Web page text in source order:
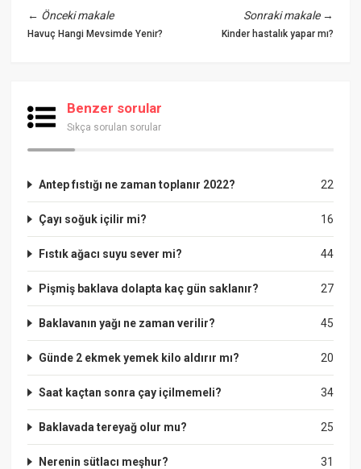
← Önceki makale
Havuç Hangi Mevsimde Yenir?
Sonraki makale→
Kinder hastalık yapar mı?
Benzer sorular
Sıkça sorulan sorular
22
Antep fıstığı ne zaman toplanır 2022?
16
Çayı soğuk içilir mi?
44
Fıstık ağacı suyu sever mi?
27
Pişmiş baklava dolapta kaç gün saklanır?
45
Baklavanın yağı ne zaman verilir?
20
Günde 2 ekmek yemek kilo aldırır mı?
34
Saat kaçtan sonra çay içilmemeli?
25
Baklavada tereyağ olur mu?
31
Nerenin sütlacı meşhur?